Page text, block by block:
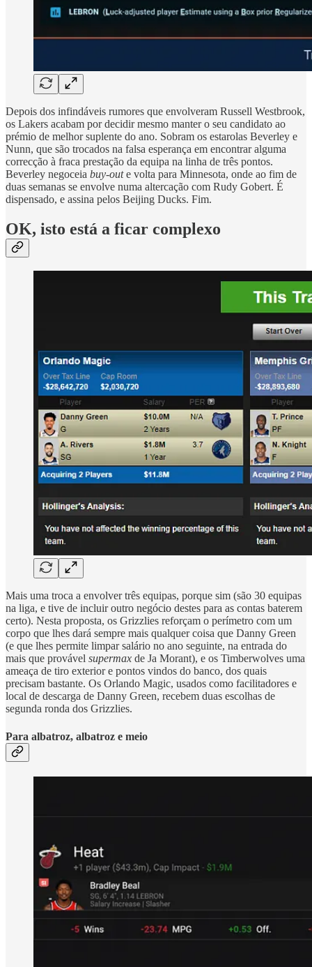
Depois dos infindáveis rumores que envolveram Russell Westbrook,
os Lakers acabam por decidir mesmo manter o seu candidato ao
prémio de melhor suplente do ano. Sobram os estarolas Beverley e
Nunn, que são trocados na falsa esperança em encontrar alguma
correcção à fraca prestação da equipa na linha de três pontos.
Beverley negoceia buy-oute volta para Minnesota, onde ao fim de
duas semanas se envolve numa altercação com Rudy Gobert. É
dispensado, e assina pelos Beijing Ducks. Fim.
OK, isto está a ficar complexo
Mais uma troca a envolver três equipas, porque sim (são 30 equipas
na liga, e tive de incluir outro negócio destes para as contas baterem
certo). Nesta proposta, os Grizzlies reforçam o perímetro com um
corpo que lhes dará sempre mais qualquer coisa que Danny Green
(e que lhes permite limpar salário no ano seguinte, na entrada do
mais que provável supermax de Ja Morant), e os Timberwolves uma
ameaça de tiro exterior e pontos vindos do banco, dos quais
precisam bastante. Os Orlando Magic, usados como facilitadores e
local de descarga de Danny Green, recebem duas escolhas de
segunda ronda dos Grizzlies.
Para albatroz, albatroz e meio